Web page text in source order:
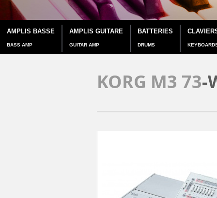
AMPLIS BASSE
BASS AMP
AMPLIS GUITARE
GUITAR AMP
BATTERIES
DRUMS
KORG M3 73-